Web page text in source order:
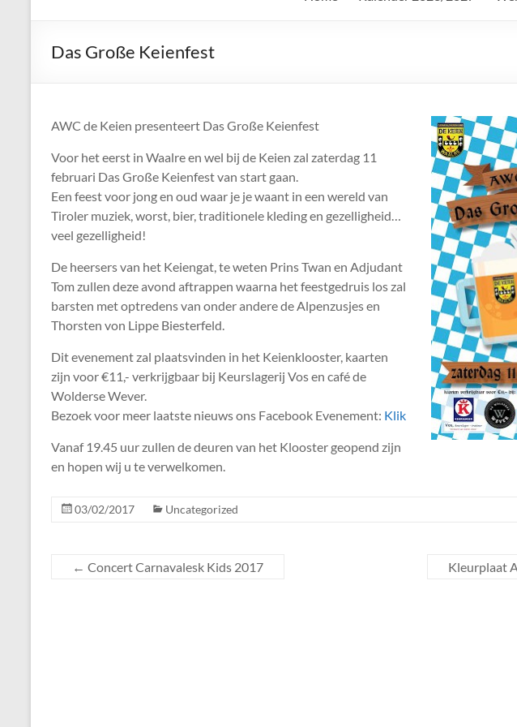
Keien
Carnavalsvereniging
Keien
Das Große Keienfest
AWC de Keien presenteert Das Große Keienfest
Voor het eerst in Waalre en wel bij de Keien zal zaterdag 11
februari Das Große Keienfest van start gaan.
Een feest voor jong en oud waar je je waant in een wereld van
Tiroler muziek, worst, bier, traditionele kleding en gezelligheid…
veel gezelligheid!
De heersers van het Keiengat, te weten Prins Twan en Adjudant
Tom zullen deze avond aftrappen waarna het feestgedruis los zal
barsten met optredens van onder andere de Alpenzusjes en
Thorsten von Lippe Biesterfeld.
Dit evenement zal plaatsvinden in het Keienklooster, kaarten
zijn voor €11,- verkrijgbaar bij Keurslagerij Vos en café de
Wolderse Wever.
Bezoek voor meer laatste nieuws ons Facebook Evenement: Klik
Vanaf 19.45 uur zullen de deuren van het Klooster geopend zijn
en hopen wij u te verwelkomen.
03/02/2017 Uncategorized
← Concert Carnavalesk Kids 2017 Kleurplaat